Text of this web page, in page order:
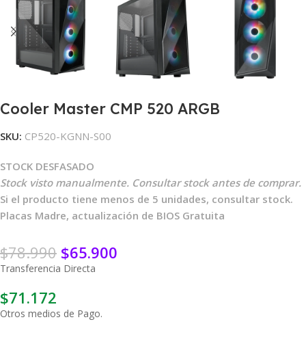
Cooler Master CMP 520 ARGB
SKU: CP520-KGNN-S00
STOCK DESFASADO
Stock visto manualmente. Consultar stock antes de comprar.
Si el producto tiene menos de 5 unidades, consultar stock.
Placas Madre, actualización de BIOS Gratuita
$78.990 $65.900
Transferencia Directa
$71.172
Otros medios de Pago.